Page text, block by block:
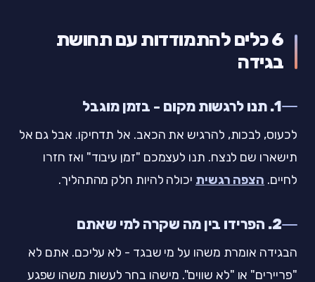
6 כלים להתמודדות עם תחושת
בגידה
1. תנו לרגשות מקום - בזמן מוגבל
לכעוס, לבכות, להרגיש את הכאב. אל תדחיקו. אבל גם אל
תישארו שם לנצח. תנו לעצמכם "זמן עיבוד" ואז חזרו
לחיים. הצפה רגשית יכולה להיות חלק מהתהליך.
2. הפרידו בין מה שקרה למי שאתם
הבגידה אומרת משהו על מי שבגד - לא עליכם. אתם לא
"פריירים" או "לא שווים". מישהו בחר לעשות משהו שפגע